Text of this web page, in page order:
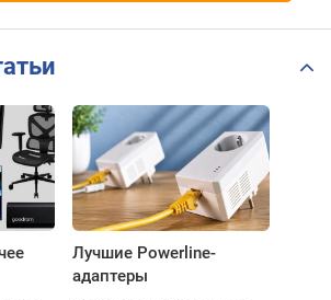
Лучшие Powerline-
адаптеры